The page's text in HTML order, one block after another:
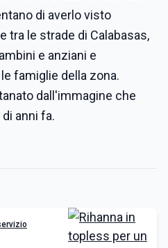
di averlo visto
tra le strade di Calabasas,
e anziani e
famiglie della zona.
dall'immagine che
anni fa.